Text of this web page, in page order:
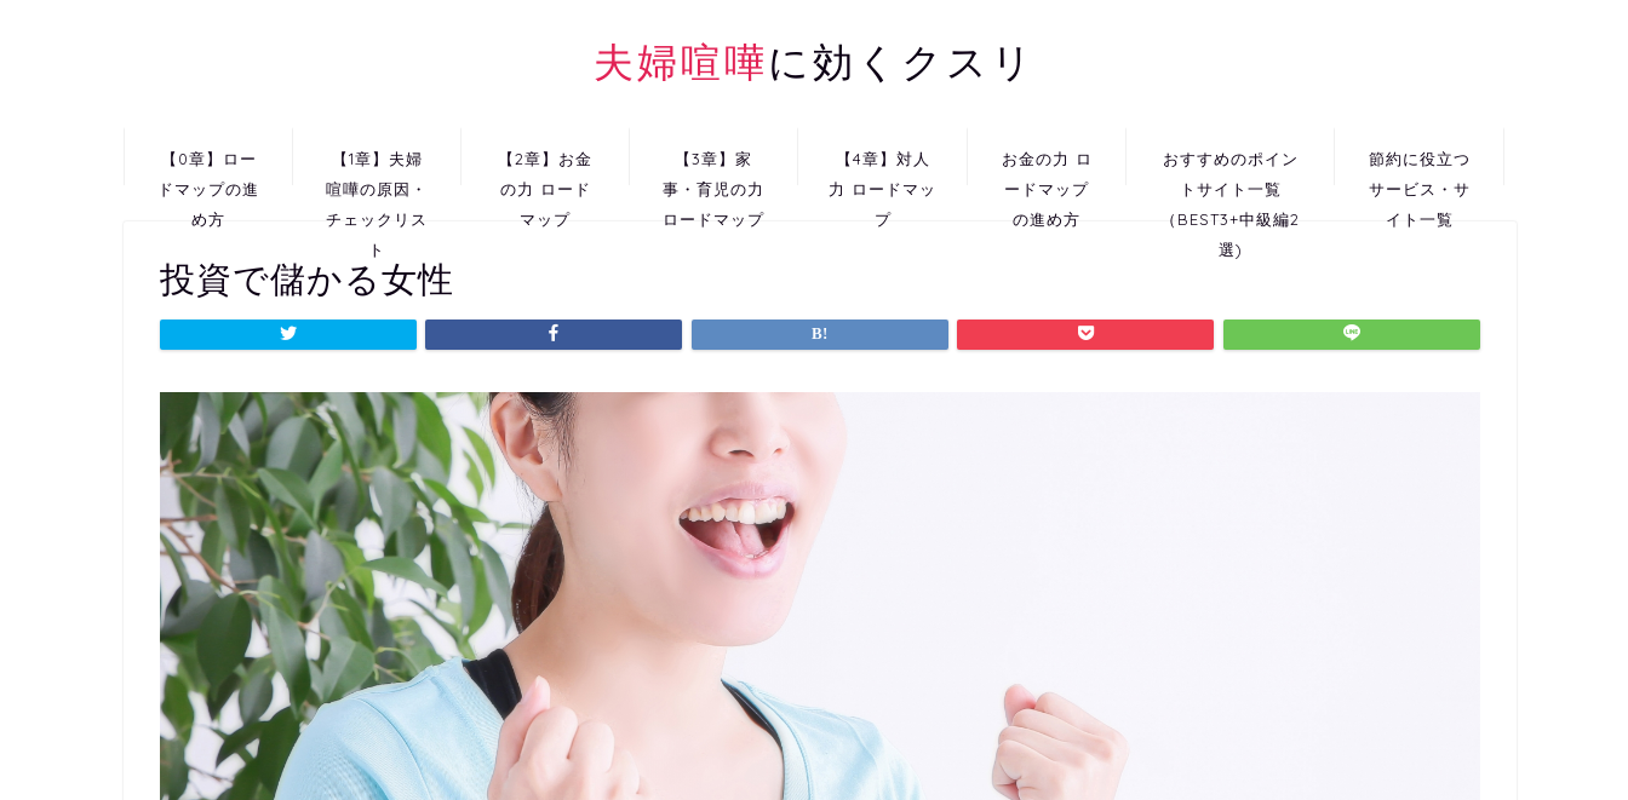
夫婦喧嘩に効くクスリ
【0章】ロー
ドマップの進
め方
【1章】夫婦
喧嘩の原因・
チェックリス
ト
【2章】お金
の力 ロード
マップ
【3章】家
事・育児の力
ロードマップ
【4章】対人
力 ロードマッ
プ
お金の力 ロ
ードマップ
の進め方
おすすめのポイン
トサイト一覧
（BEST3+中級編2
選)
節約に役立つ
サービス・サ
イト一覧
投資で儲かる女性